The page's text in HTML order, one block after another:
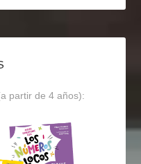
partir de 4 años):